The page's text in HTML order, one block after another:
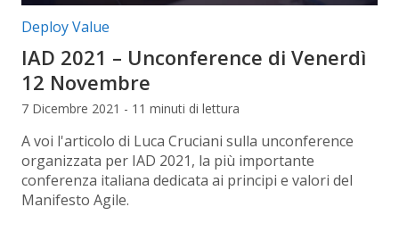
Categorie articolo:
Deploy Value
IAD 2021 – Unconference di Venerdì
12 Novembre
7 Dicembre 2021 - 11 minuti di lettura
A voi l'articolo di Luca Cruciani sulla unconference
organizzata per IAD 2021, la più importante
conferenza italiana dedicata ai principi e valori del
Manifesto Agile.